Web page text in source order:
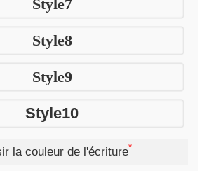
Style7
Style8
Style9
Style10
la couleur de l'écriture*